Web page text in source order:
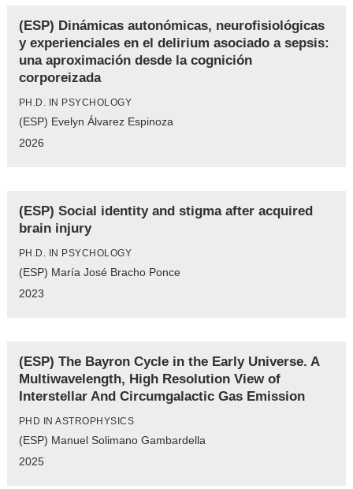
(ESP) Dinámicas autonómicas, neurofisiológicas
y experienciales en el delirium asociado a sepsis:
una aproximación desde la cognición
corporeizada
PH.D. IN PSYCHOLOGY
(ESP) Evelyn Álvarez Espinoza
2026
(ESP) Social identity and stigma after acquired
brain injury
PH.D. IN PSYCHOLOGY
(ESP) María José Bracho Ponce
2023
(ESP) The Bayron Cycle in the Early Universe. A
Multiwavelength, High Resolution View of
Interstellar And Circumgalactic Gas Emission
PHD IN ASTROPHYSICS
(ESP) Manuel Solimano Gambardella
2025